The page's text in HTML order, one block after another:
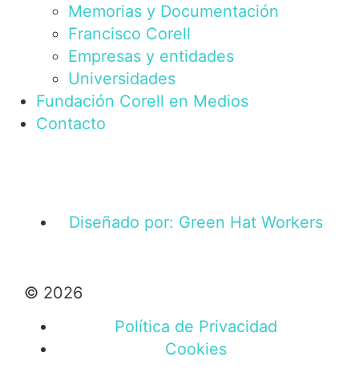
Memorias y Documentación
Francisco Corell
Empresas y entidades
Universidades
Fundación Corell en Medios
Contacto
© 2026
Política de Privacidad
Cookies
Diseñado por: Green Hat Workers